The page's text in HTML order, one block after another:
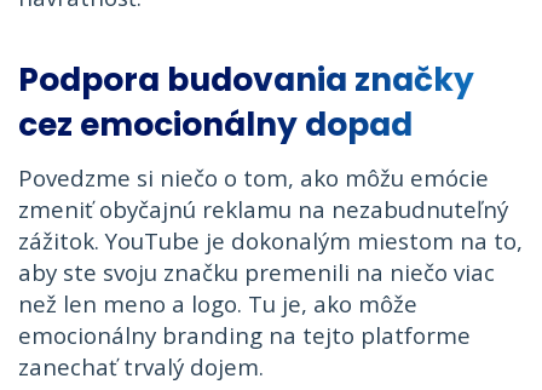
Podpora budovania značky
cez emocionálny dopad
Povedzme si niečo o tom, ako môžu emócie
zmeniť obyčajnú reklamu na nezabudnuteľný
zážitok. YouTube je dokonalým miestom na to,
aby ste svoju značku premenili na niečo viac
než len meno a logo. Tu je, ako môže
emocionálny branding na tejto platforme
zanechať trvalý dojem.